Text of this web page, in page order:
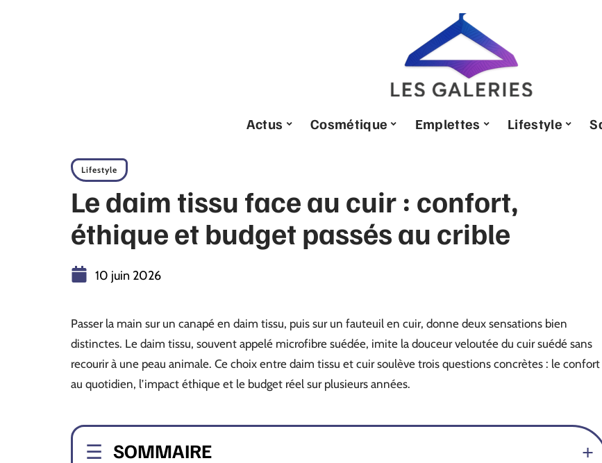
Actus Cosmétique Emplettes Lifestyle
Lifestyle
Le daim tissu face au cuir : confort,
éthique et budget passés au crible
10 juin 2026
Passer la main sur un canapé en daim tissu, puis sur un fauteuil en cuir, donne deux sensations bien
distinctes. Le daim tissu, souvent appelé microfibre suédée, imite la douceur veloutée du cuir suédé sans
recourir à une peau animale. Ce choix entre daim tissu et cuir soulève trois questions concrètes : le confort
au quotidien, l’impact éthique et le budget réel sur plusieurs années.
SOMMAIRE